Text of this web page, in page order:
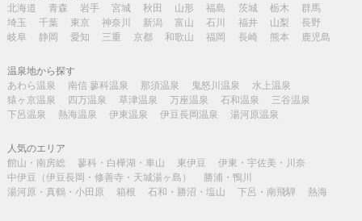
北海道
青森 岩手 宮城 秋田 山形 福島 茨城 栃木
群馬
埼玉
千葉 東京 神奈川 新潟 富山 石川 福井 山梨
長野
岐阜
静岡 愛知 三重 京都 和歌山 福岡 長崎 熊本 鹿児島
温泉地から探す
あわら温泉
南信 蓼科温泉 那須温泉 鬼怒川温泉
水上温泉
猿ヶ京温泉
四万温泉 草津温泉 万座温泉 石和温泉
三谷温泉
下呂温泉
熱海温泉 伊東温泉 伊豆長岡温泉 湯河原温泉
人気のエリア
館山・南房総
蓼科・白樺湖・車山 東伊豆
伊東・宇佐美・川奈
中伊豆（伊豆長岡・修善寺・天城湯ヶ島）
勝浦・鴨川
湯河原・真鶴・小田原
箱根 石和・勝沼・塩山 下呂・南飛騨 熱海